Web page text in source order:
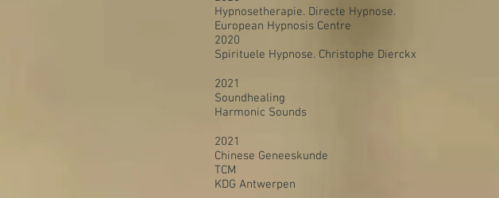
Hypnosetherapie. Directe Hypnose.
European Hypnosis Centre
2020
Spirituele Hypnose. Christophe Dierckx
2021
Soundhealing
Harmonic Sounds
2021
Chinese Geneeskunde
TCM
KDG Antwerpen